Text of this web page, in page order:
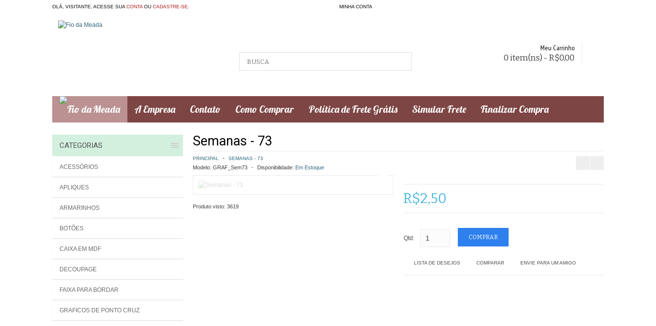
OLÁ, VISITANTE. ACESSE SUA CONTA OU CADASTRE-SE MINHA CONTA
Meu Carrinho
0 item(ns) - R$0,00
A Empresa Contato Como Comprar Política de Frete Grátis Simular Frete Finalizar Compra
CATEGORIAS
ACESSÓRIOS
APLIQUES
ARMARINHOS
BOTÕES
CAIXA EM MDF
DECOUPAGE
FAIXA PARA BORDAR
GRAFICOS DE PONTO CRUZ
Semanas - 73
PRINCIPAL SEMANAS - 73
Modelo: GRAF_Sem73 Disponibilidade: Em Estoque
Produto visto: 3619 R$2,50
Qtd:
LISTA DE DESEJOS COMPARAR ENVIE PARA UM AMIGO